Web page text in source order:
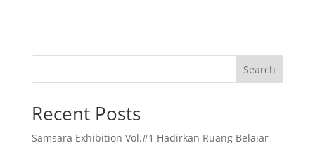
Search
Recent Posts
Samsara Exhibition Vol.#1 Hadirkan Ruang Belajar